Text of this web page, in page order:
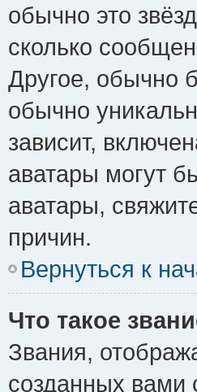
обычно это
сколько
Другое, обычно
обычно
зависит,
аватары могут
аватары,
причин.
Вернуться к
Что такое
Звания,
созданных